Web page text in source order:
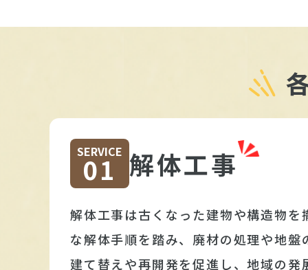
SERVICE
01 解体工事
解体工事は古くなった建物や構造物を
な解体手順を踏み、廃材の処理や地盤
建て替えや再開発を促進し、地域の発